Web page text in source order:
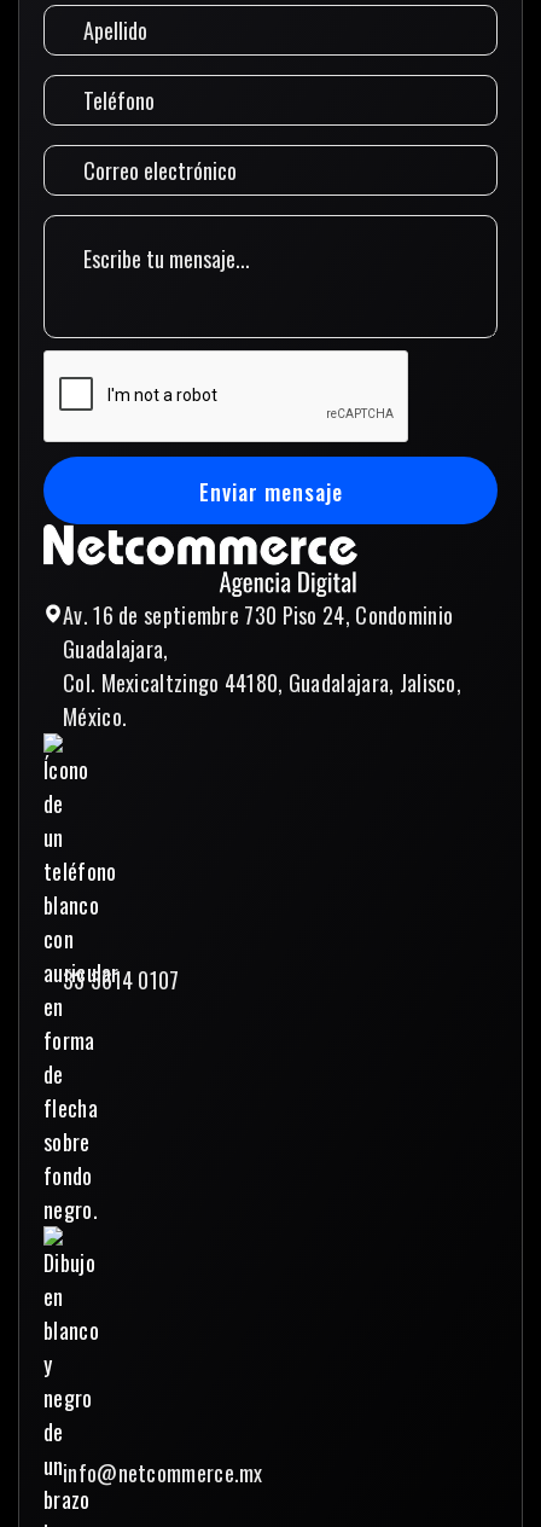
Av. 16 de septiembre 730 Piso 24, Condominio
Guadalajara,
Col. Mexicaltzingo 44180, Guadalajara, Jalisco,
México.
33 3614 0107
info@netcommerce.mx
Enviar mensaje
Enviar mensaje